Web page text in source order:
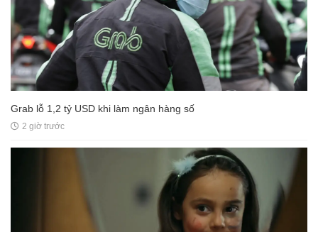
Grab lỗ 1,2 tỷ USD khi làm ngân hàng số
2 giờ trước